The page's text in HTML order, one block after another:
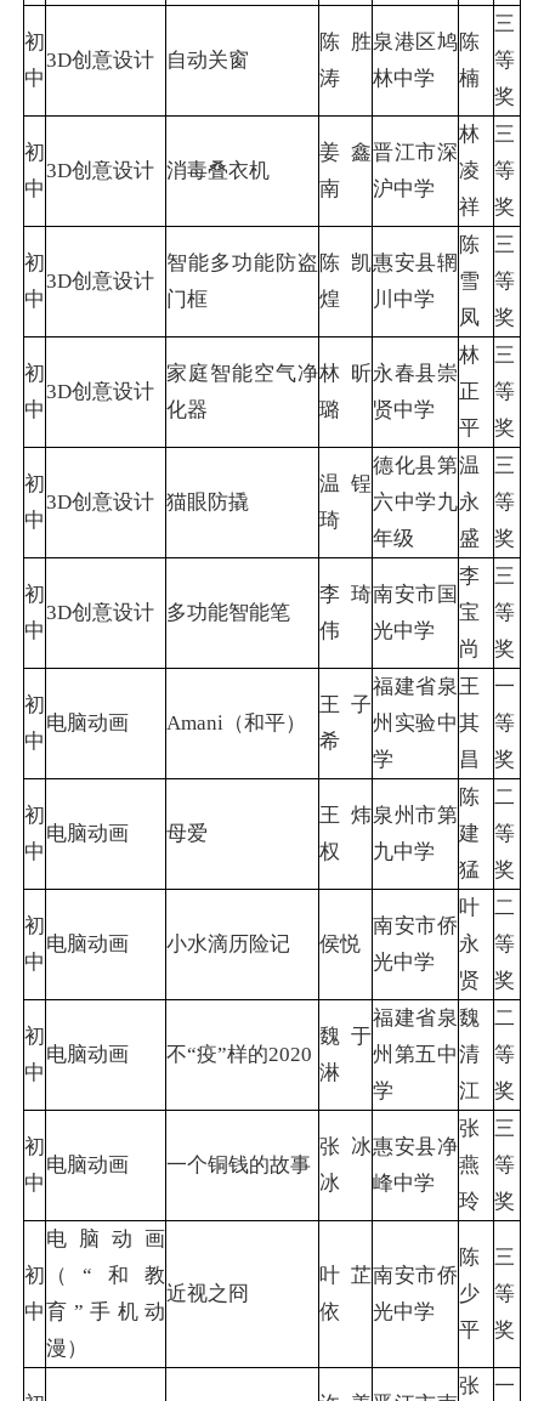
初
中
3D创意设计 自动关窗
陈胜
涛
泉港区鸠
林中学
陈
楠
三
等
奖
初
中
3D创意设计 消毒叠衣机
姜鑫
南
晋江市深
沪中学
林
凌
祥
三
等
奖
初
中
3D创意设计
智能多功能防盗
门框
陈凯
煌
惠安县辋
川中学
陈
雪
凤
三
等
奖
初
中
3D创意设计
家庭智能空气净
化器
林昕
璐
永春县崇
贤中学
林
正
平
三
等
奖
初
中
3D创意设计 猫眼防撬
温锃
琦
德化县第
六中学九
年级
温
永
盛
三
等
奖
初
中
3D创意设计 多功能智能笔
李琦
伟
南安市国
光中学
李
宝
尚
三
等
奖
初
中
电脑动画 Amani（和平）
王子
希
福建省泉
州实验中
学
王
其
昌
一
等
奖
初
中
电脑动画 母爱
王炜
权
泉州市第
九中学
陈
建
猛
二
等
奖
初
中
电脑动画 小水滴历险记 侯悦
南安市侨
光中学
叶
永
贤
二
等
奖
初
中
电脑动画 不“疫”样的2020
魏于
淋
福建省泉
州第五中
学
魏
清
江
二
等
奖
初
中
电脑动画 一个铜钱的故事
张冰
冰
惠安县净
峰中学
张
燕
玲
三
等
奖
初
中
电脑动画
（“和教
育”手机动
漫）
近视之冏
叶芷
依
南安市侨
光中学
陈
少
平
三
等
奖
张 一